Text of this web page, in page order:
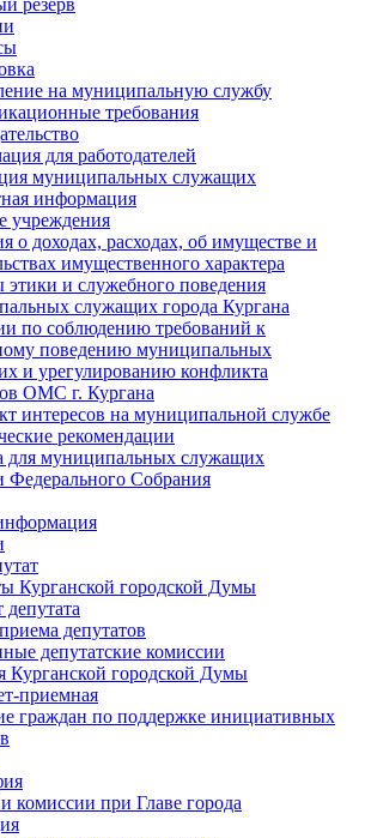
резерв
на муниципальную службу
требования
для работодателей
муниципальных служащих
информация
учреждения
о доходах, расходах, об имуществе и
имущественного характера
этики и служебного поведения
служащих города Кургана
по соблюдению требований к
поведению муниципальных
и урегулированию конфликта
ОМС г. Кургана
интересов на муниципальной службе
рекомендации
для муниципальных служащих
Федерального Cобрания
Курганской городской Думы
депутатов
депутатские комиссии
Курганской городской Думы
приемная
граждан по поддержке инициативных
комиссии при Главе города